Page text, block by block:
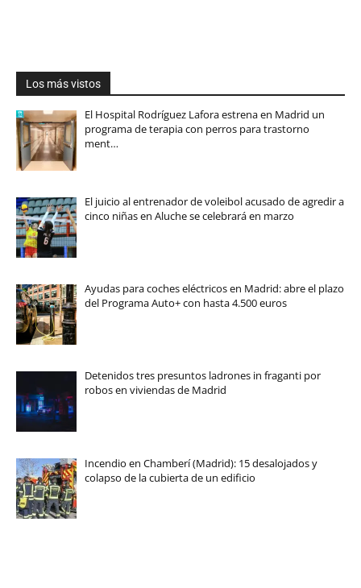
Los más vistos
El Hospital Rodríguez Lafora estrena en Madrid un
programa de terapia con perros para trastorno
ment…
El juicio al entrenador de voleibol acusado de agredir a
cinco niñas en Aluche se celebrará en marzo
Ayudas para coches eléctricos en Madrid: abre el plazo
del Programa Auto+ con hasta 4.500 euros
Detenidos tres presuntos ladrones in fraganti por
robos en viviendas de Madrid
Incendio en Chamberí (Madrid): 15 desalojados y
colapso de la cubierta de un edificio